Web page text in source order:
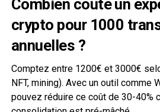
Combien coûte un
crypto pour 1000
annuelles ?
Comptez entre 1200€ et 3000€
NFT, mining). Avec un outil comme
pouvez réduire ce coût de 30-40%